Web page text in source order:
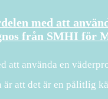
med att
från SMHI för
att använda en
är att det är en pålitlig